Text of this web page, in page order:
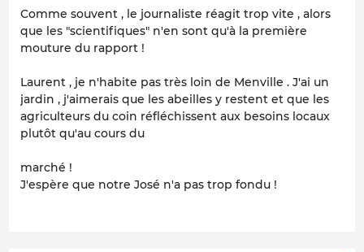
Comme souvent , le journaliste réagit trop vite , alors
que les "scientifiques" n'en sont qu'à la première
mouture du rapport !
Laurent , je n'habite pas très loin de Menville . J'ai un
jardin , j'aimerais que les abeilles y restent et que les
agriculteurs du coin réfléchissent aux besoins locaux
plutôt qu'au cours du
marché !
J'espère que notre José n'a pas trop fondu !